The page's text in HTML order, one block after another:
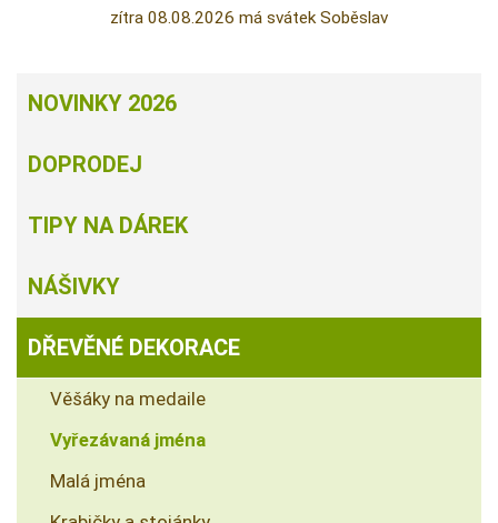
zítra 08.08.2026 má svátek Soběslav
NOVINKY 2026
DOPRODEJ
TIPY NA DÁREK
NÁŠIVKY
DŘEVĚNÉ DEKORACE
Věšáky na medaile
Vyřezávaná jména
Malá jména